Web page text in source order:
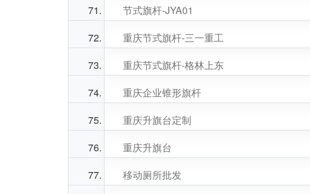
节式旗杆-JYA01
重庆节式旗杆-三一重工
重庆节式旗杆-格林上东
重庆企业锥形旗杆
重庆升旗台定制
重庆升旗台
移动厕所批发